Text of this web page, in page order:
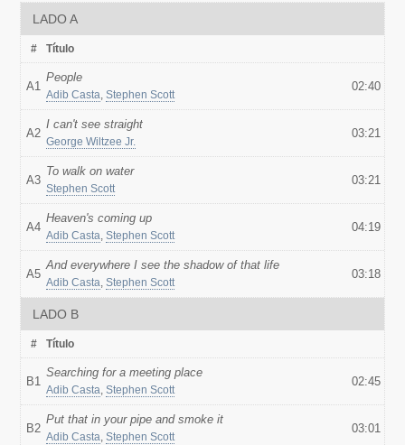
LADO A
# Título
A1
People
Adib Casta,Stephen Scott
02:40
A2
I can't see straight
George Wiltzee Jr.
03:21
A3
To walk on water
Stephen Scott
03:21
A4
Heaven's coming up
Adib Casta,Stephen Scott
04:19
A5
And everywhere I see the shadow of that life
Adib Casta,Stephen Scott
03:18
LADO B
# Título
B1
Searching for a meeting place
Adib Casta,Stephen Scott
02:45
B2
Put that in your pipe and smoke it
Adib Casta,Stephen Scott
03:01